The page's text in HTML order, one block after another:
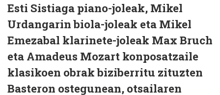
Esti Sistiaga piano-joleak, Mikel
Urdangarin biola-joleak eta Mikel
Emezabal klarinete-joleak Max Bruch
eta Amadeus Mozart konposatzaile
klasikoen obrak biziberritu zituzten
Basteron ostegunean, otsailaren